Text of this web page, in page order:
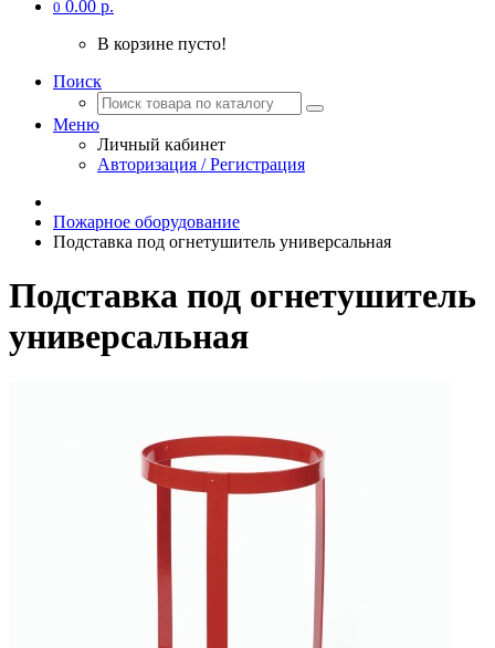
0 0.00 р.
В корзине пусто!
Поиск
Меню
Личный кабинет
Авторизация / Регистрация
Пожарное оборудование
Подставка под огнетушитель универсальная
Подставка под огнетушитель
универсальная